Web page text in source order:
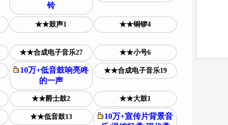
铃
★★鼓声1 ★★铜锣4
★★合成电子音乐27 ★★小号6
10万+低音鼓响亮咚
的一声
★★合成电子音乐19
★★爵士鼓2 ★★大鼓1
★★低音鼓13
10万+宣传片背景音